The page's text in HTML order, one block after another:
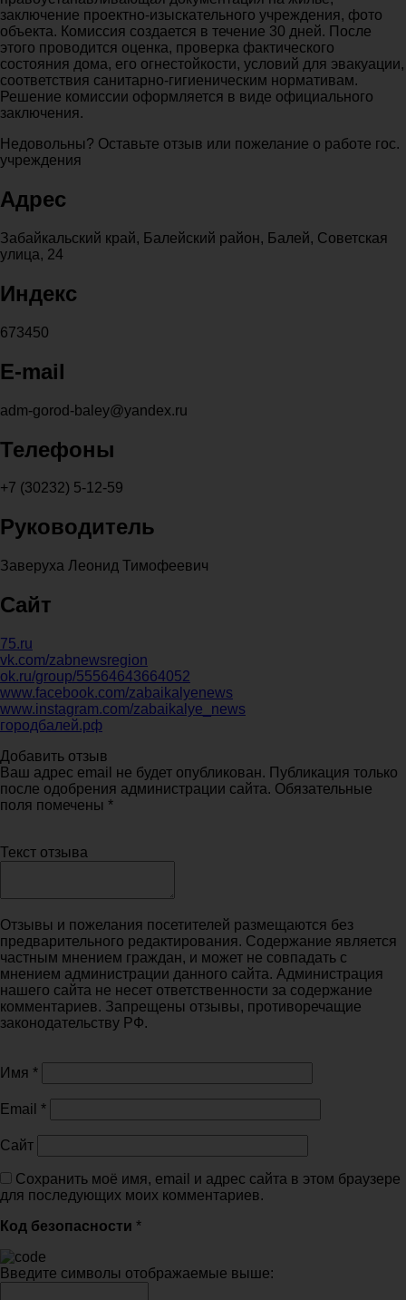
заключение проектно-изыскательного учреждения, фото
объекта. Комиссия создается в течение 30 дней. После
этого проводится оценка, проверка фактического
состояния дома, его огнестойкости, условий для эвакуации,
соответствия санитарно-гигиеническим нормативам.
Решение комиссии оформляется в виде официального
заключения.
Недовольны? Оставьте отзыв или пожелание о работе гос.
учреждения
Адрес
Забайкальский край, Балейский район, Балей, Советская
улица, 24
Индекс
673450
E-mail
adm-gorod-baley@yandex.ru
Телефоны
+7 (30232) 5-12-59
Руководитель
Заверуха Леонид Тимофеевич
Сайт
75.ru
vk.com/zabnewsregion
ok.ru/group/55564643664052
www.facebook.com/zabaikalyenews
www.instagram.com/zabaikalye_news
городбалей.рф
Добавить отзыв
Ваш адрес email не будет опубликован. Публикация только
после одобрения администрации сайта. Обязательные
поля помечены *
Текст отзыва
Отзывы и пожелания посетителей размещаются без
предварительного редактирования. Содержание является
частным мнением граждан, и может не совпадать с
мнением администрации данного сайта. Администрация
нашего сайта не несет ответственности за содержание
комментариев. Запрещены отзывы, противоречащие
законодательству РФ.
Имя *
Email *
Сайт
Сохранить моё имя, email и адрес сайта в этом браузере
для последующих моих комментариев.
Код безопасности *
Введите символы отображаемые выше: